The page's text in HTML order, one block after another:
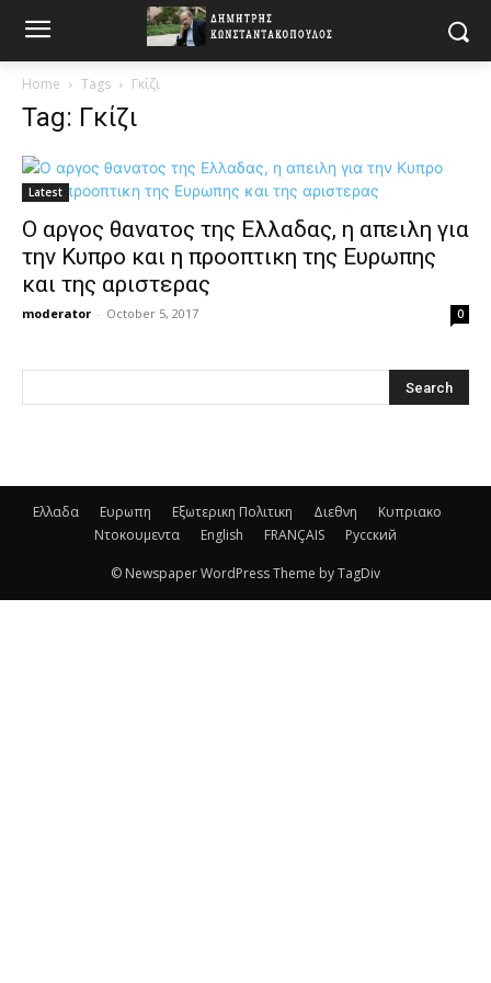
Home Tags Γκίζι
Tag: Γκίζι
Latest
Ο αργος θανατος της Ελλαδας, η απειλη για
την Κυπρο και η προοπτικη της Ευρωπης
και της αριστερας
moderator - October 5, 2017 0
Ελλαδα Ευρωπη Εξωτερικη Πολιτικη Διεθνη
Κυπριακο
Ντοκουμεντα
English FRANÇAIS Русский
© Newspaper WordPress Theme by TagDiv